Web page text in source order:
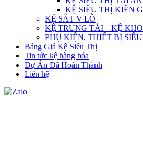
KỆ SIÊU THỊ KIÊN
KỆ SẮT V LỖ
KỆ TRUNG TẢI – KỆ
PHỤ KIỆN, THIẾT BỊ
Bảng Giá Kệ Siêu Thị
Tin tức kệ hàng hóa
Dự Án Đã Hoàn Thành
Liên hệ